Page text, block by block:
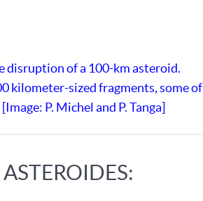
disruption of a 100-km asteroid.
kilometer-sized fragments, some of
P. Michel and P. Tanga]